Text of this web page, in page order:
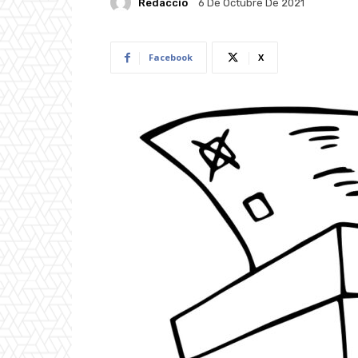
Redacció 6 De Octubre De 2021
Facebook X